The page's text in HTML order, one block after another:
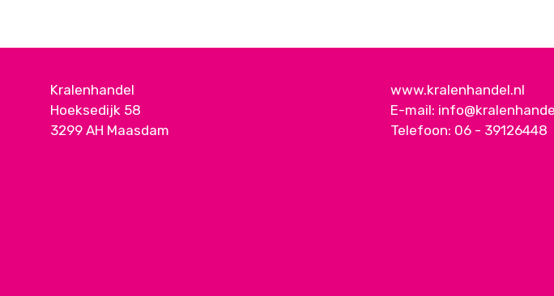
Kralenhandel
Hoeksedijk 58
3299 AH Maasdam
www.kralenhandel.nl
E-mail:
Telefoon: 06 - 39126448